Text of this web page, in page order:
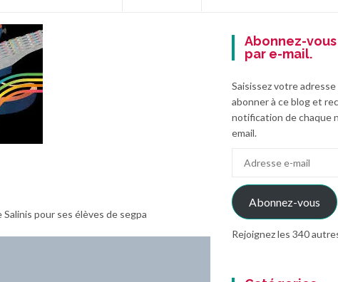
pour ses élèves de segpa
Abonnez-
par e-mail.
Saisissez votre
abonner à ce blog et
notification de chaque
email.
mail
Abonnez-vous
Rejoignez les 340